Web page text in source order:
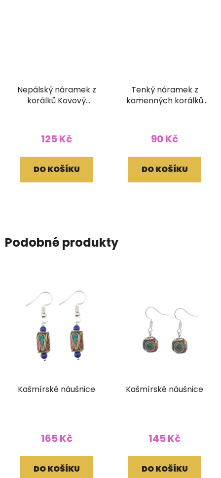
Nepálský náramek z
korálků Kovový
125 Kč
DO KOŠÍKU
Tenký náramek z
kamenných korálků
90 Kč
DO KOŠÍKU
Podobné produkty
Kašmírské náušnice
165 Kč
DO KOŠÍKU
Kašmírské náušnice
145 Kč
DO KOŠÍKU